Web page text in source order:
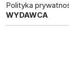
Polityka
WYDAWCA